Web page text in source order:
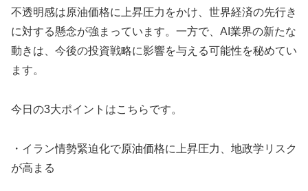
不透明感は原油価格に上昇圧力をかけ、世界経済の先行き
に対する懸念が強まっています。一方で、AI業界の新たな
動きは、今後の投資戦略に影響を与える可能性を秘めてい
ます。
今日の3大ポイントはこちらです。
・イラン情勢緊迫化で原油価格に上昇圧力、地政学リスク
が高まる